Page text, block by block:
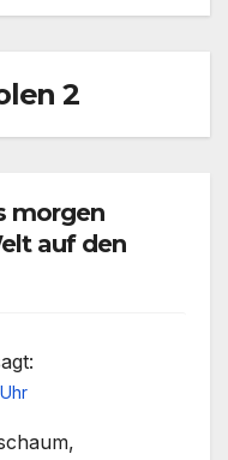
2
morgen
auf den